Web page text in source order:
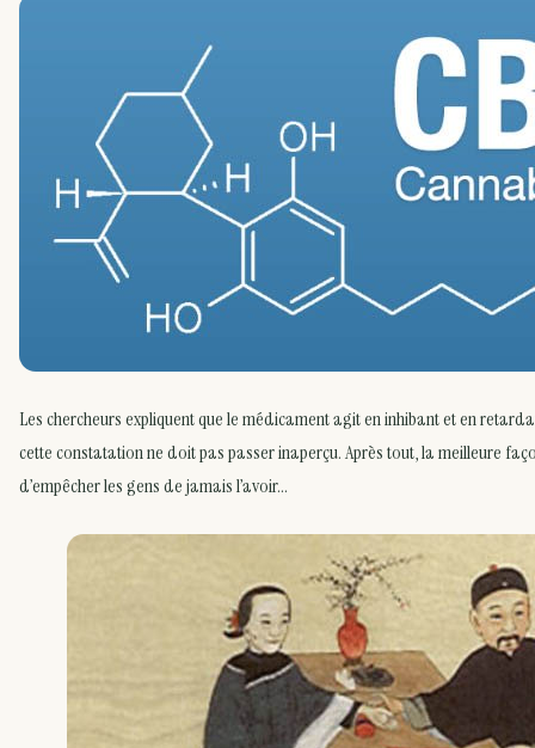
Les chercheurs expliquent que le médicament agit en inhibant et en
cette constatation ne doit pas passer inaperçu. Après tout, la meilleure
d’empêcher les gens de jamais l’avoir…